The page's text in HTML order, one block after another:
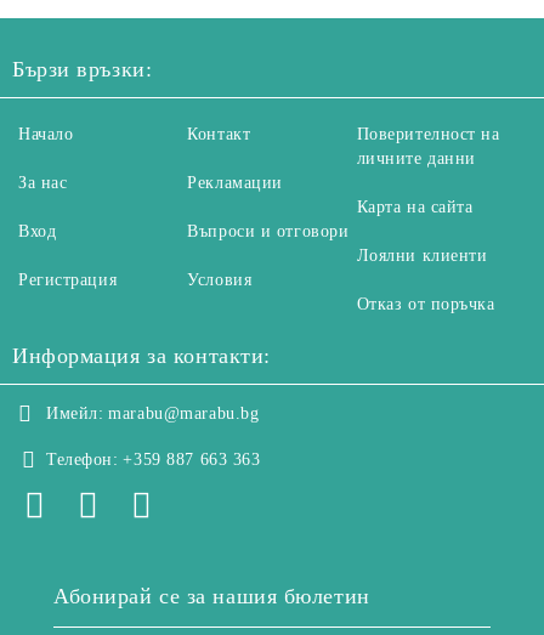
Бързи връзки:
Начало
За нас
Вход
Регистрация
Контакт
Рекламации
Въпроси и отговори
Условия
Поверителност на
личните данни
Карта на сайта
Лоялни клиенти
Отказ от поръчка
Информация за контакти:
Имейл: marabu@marabu.bg
Телефон: +359 887 663 363
Абонирай се за нашия бюлетин